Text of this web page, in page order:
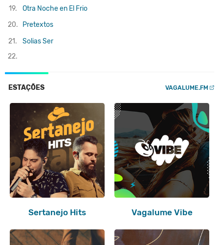
19.
Otra Noche en El Frio
20.
Pretextos
21.
Solias Ser
22.
ESTAÇÕES VAGALUME.FM
Sertanejo Hits Vagalume Vibe